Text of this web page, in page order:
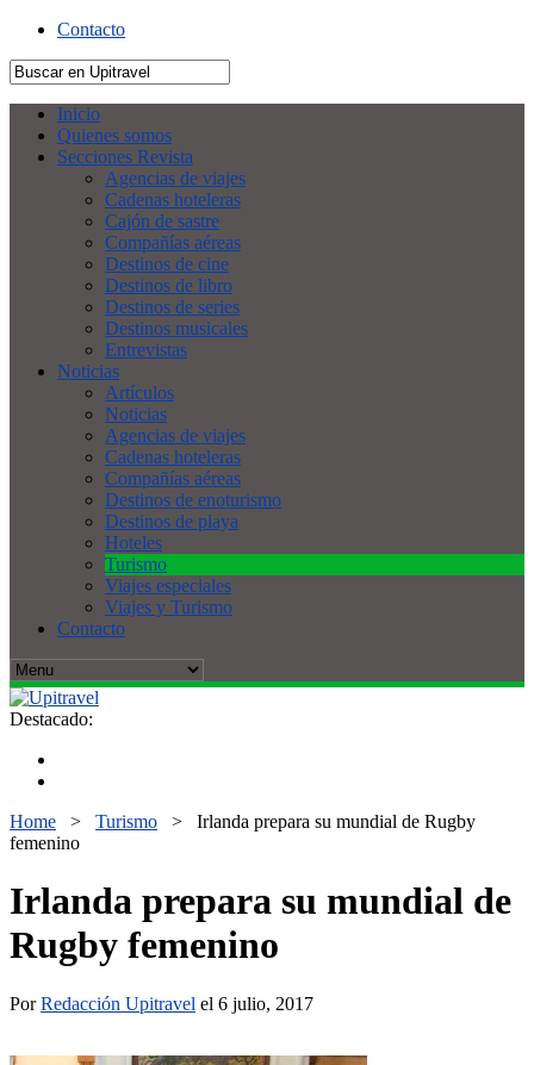
Contacto
Inicio
Quienes somos
Secciones Revista
Agencias de viajes
Cadenas hoteleras
Cajón de sastre
Compañías aéreas
Destinos de cine
Destinos de libro
Destinos de series
Destinos musicales
Entrevistas
Noticias
Artículos
Noticias
Agencias de viajes
Cadenas hoteleras
Compañías aéreas
Destinos de enoturismo
Destinos de playa
Hoteles
Turismo
Viajes especiales
Viajes y Turismo
Contacto
Destacado:
Home > Turismo > Irlanda prepara su mundial de Rugby
femenino
Irlanda prepara su mundial de
Rugby femenino
PorRedacción Upitravel el 6 julio, 2017